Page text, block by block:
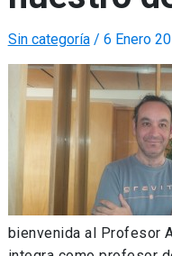
Sin categoría/ 6 Enero
bienvenida al Profesor